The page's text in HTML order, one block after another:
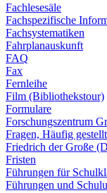
Fachlesesäle
Fachspezifische
Fachsystematiken
Fahrplanauskunft
FAQ
Fax
Fernleihe
Film (Bibliothekstour)
Formulare
Forschungszentrum
Fragen, Häufig
Friedrich der Große
Fristen
Führungen für
Führungen und